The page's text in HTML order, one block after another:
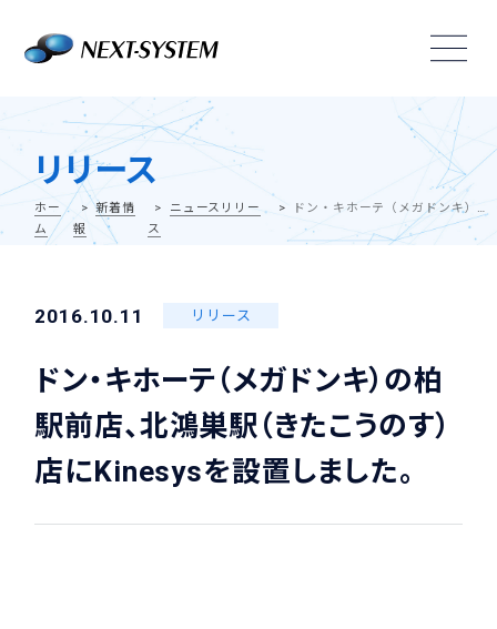
リリース
ホー
ム
新着情
報
ニュースリリー
ス
ドン・キホーテ（メガドンキ）の柏駅前店、北鴻巣駅（きたこうのす）店にKinesysを設置しました。
2016.10.11 リリース
ドン・キホーテ（メガドンキ）の柏
駅前店、北鴻巣駅（きたこうのす）
店にKinesysを設置しました。